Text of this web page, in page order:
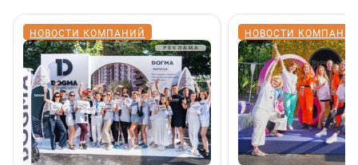
НОВОСТИ КОМПАНИЙ НОВОСТИ